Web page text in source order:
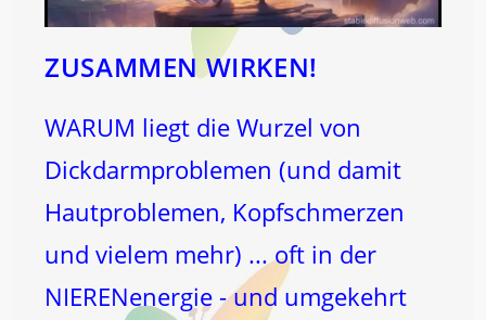
ZUSAMMEN WIRKEN!
WARUM liegt die Wurzel von
Dickdarmproblemen (und damit
Hautproblemen, Kopfschmerzen
und vielem mehr) ... oft in der
NIERENenergie - und umgekehrt